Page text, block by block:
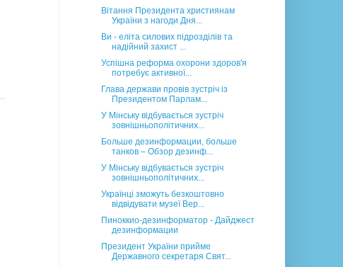
Вітання Президента християнам
України з нагоди Дня...
Ви - еліта силових підрозділів та
надійний захист ...
Успішна реформа охорони здоров'я
потребує активної...
Глава держави провів зустріч із
Президентом Парлам...
У Мінську відбувається зустріч
зовнішньополітичних...
Больше дезинформации, больше
танков – Обзор дезинф...
У Мінську відбувається зустріч
зовнішньополітичних...
Українці зможуть безкоштовно
відвідувати музеї Вер...
Пиноккио-дезинформатор - Дайджест
дезинформации
Президент України прийме
Державного секретаря Свят...